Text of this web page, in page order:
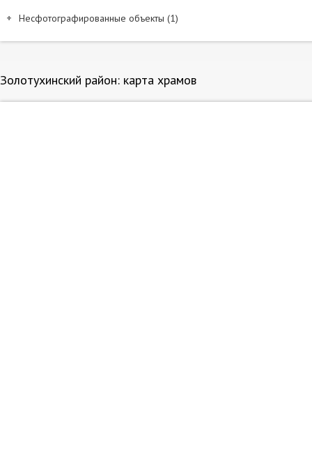
Несфотографированные объекты (1)
Название и расположение
Несфотографированные объекты на карте
Золотухинский район: карта храмов